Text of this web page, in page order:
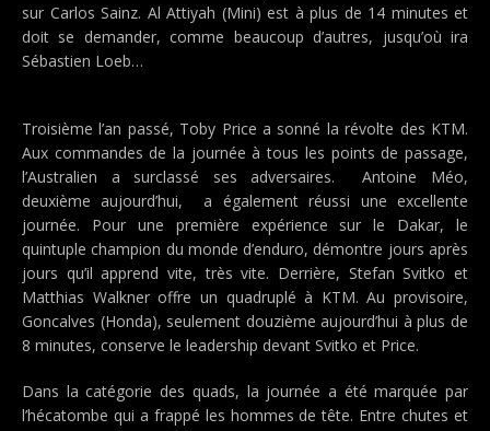
sur Carlos Sainz. Al Attiyah (Mini) est à plus de 14 minutes et
doit se demander, comme beaucoup d’autres, jusqu’où ira
Sébastien Loeb…
Troisième l’an passé, Toby Price a sonné la révolte des KTM.
Aux commandes de la journée à tous les points de passage,
l’Australien a surclassé ses adversaires. Antoine Méo,
deuxième aujourd’hui, a également réussi une excellente
journée. Pour une première expérience sur le Dakar, le
quintuple champion du monde d’enduro, démontre jours après
jours qu’il apprend vite, très vite. Derrière, Stefan Svitko et
Matthias Walkner offre un quadruplé à KTM. Au provisoire,
Goncalves (Honda), seulement douzième aujourd’hui à plus de
8 minutes, conserve le leadership devant Svitko et Price.
Dans la catégorie des quads, la journée a été marquée par
l’hécatombe qui a frappé les hommes de tête. Entre chutes et